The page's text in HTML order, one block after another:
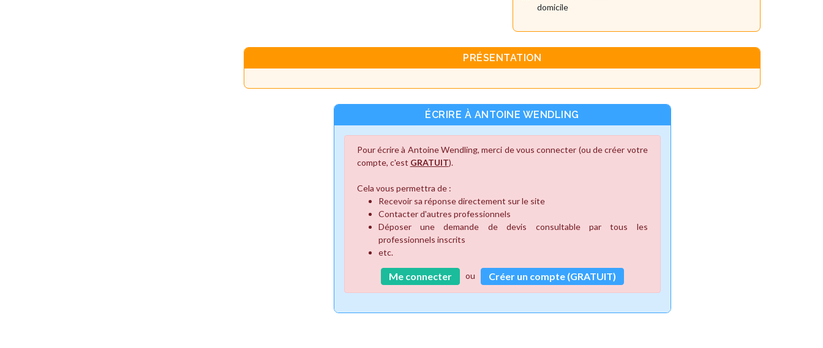
domicile
PRÉSENTATION
ÉCRIRE À ANTOINE WENDLING
Pour écrire à Antoine Wendling, merci de vous connecter (ou de créer votre
compte, c'est GRATUIT).
Cela vous permettra de :
Recevoir sa réponse directement sur le site
Contacter d'autres professionnels
Déposer une demande de devis consultable par tous les
professionnels inscrits
etc.
Me connecter ou Créer un compte (GRATUIT)